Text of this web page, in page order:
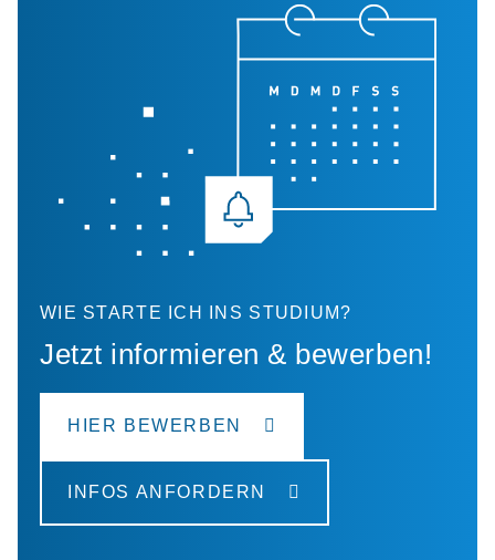
WIE STARTE ICH INS STUDIUM?
Jetzt informieren & bewerben!
HIER BEWERBEN
INFOS ANFORDERN